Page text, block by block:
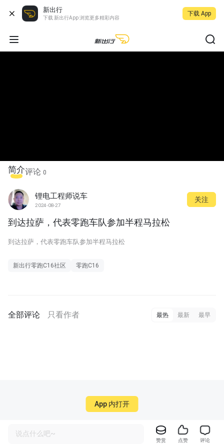
新出行
下载 新出行App 浏览更多精彩内容
下载 App
简介评论 0
锂电工程师说车
2024-08-27
关注
到达拉萨，代表零跑车队参加半程马拉松
到达拉萨，代表零跑车队参加半程马拉松
新出行零跑C16社区 零跑C16
全部评论 只看作者 最热 最新 最早
说点什么吧~
赞赏 点赞 评论
App 内打开